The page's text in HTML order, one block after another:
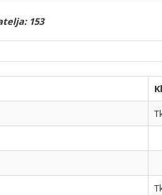
153